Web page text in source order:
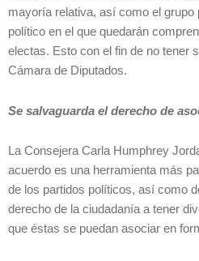
mayoría relativa, así como el grupo
político en el que quedarán
electas. Esto con el fin de no tener
Cámara de Diputados.
Se salvaguarda el derecho de
La Consejera Carla Humphrey
acuerdo es una herramienta más
de los partidos políticos, así como
derecho de la ciudadanía a tener
que éstas se puedan asociar en